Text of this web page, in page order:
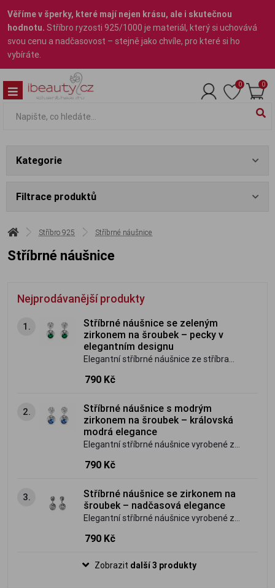
Věříme v šperky, které mají nejen krásu, ale i skutečnou
hodnotu. Stříbro ryzosti 925/1000 je materiál, který si uchovává
svou cenu a nadčasovost – stejně jako chvíle, pro které si ho
vybíráte.
0 0
Kategorie
Filtrace produktů
Stříbro 925 Stříbrné náušnice
Stříbrné náušnice
Nejprodávanější produkty
1.
Stříbrné náušnice se zeleným
zirkonem na šroubek – pecky v
elegantním designu
Elegantní stříbrné náušnice ze stříbra
ryzosti 925/1000 zdobí zářivě zelený
šroubovacímu zapínání výborně drží na
uchu a jsou vhodné pro každodenní
nošení i slavnostní příležitosti.
790 Kč
2.
Stříbrné náušnice s modrým
zirkonem na šroubek – královská
modrá elegance
Elegantní stříbrné náušnice vyrobené ze
stříbra ryzosti 925/1000 zdobí zářivý
nošení po celý den. Nadčasový design je
ideální pro každodenní nošení i
790 Kč
3.
Stříbrné náušnice se zirkonem na
šroubek – nadčasová elegance
Elegantní stříbrné náušnice vyrobené ze
stříbra ryzosti 925/1000 zdobí dokonale
třpytí při každém dopadu světla. Díky
790 Kč
Zobrazit další 3 produkty